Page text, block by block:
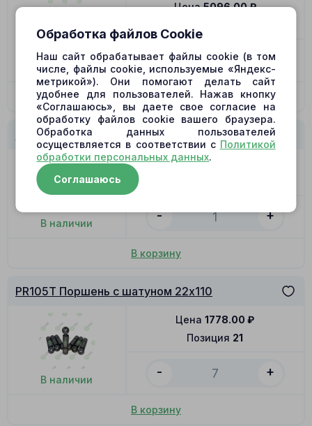
В наличии
Цена 5096.00₽
- +
В корзину
PR105T Распределитель R
В наличии
Цена 4262.00
- +
В корзину
PR105T Поршень с шатуном 22x110
В наличии
Позиция 21
Цена 1778.00 ₽
- +
В корзину
Обработка файлов Cookie
Наш сайт обрабатывает файлы cookie (в том
числе, файлы cookie, используемые «Яндекс-
метрикой»). Они помогают делать сайт
удобнее для пользователей. Нажав кнопку
«Соглашаюсь», вы даете свое согласие на
обработку файлов cookie вашего браузера.
Обработка данных пользователей
осуществляется в соответствии с Политикой
обработки персональных данных.
Соглашаюсь